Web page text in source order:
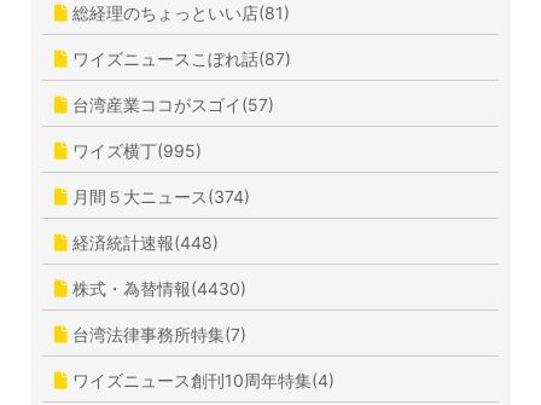
総経理のちょっといい店(81)
ワイズニュースこぼれ話(87)
台湾産業ココがスゴイ(57)
ワイズ横丁(995)
月間５大ニュース(374)
経済統計速報(448)
株式・為替情報(4430)
台湾法律事務所特集(7)
ワイズニュース創刊10周年特集(4)